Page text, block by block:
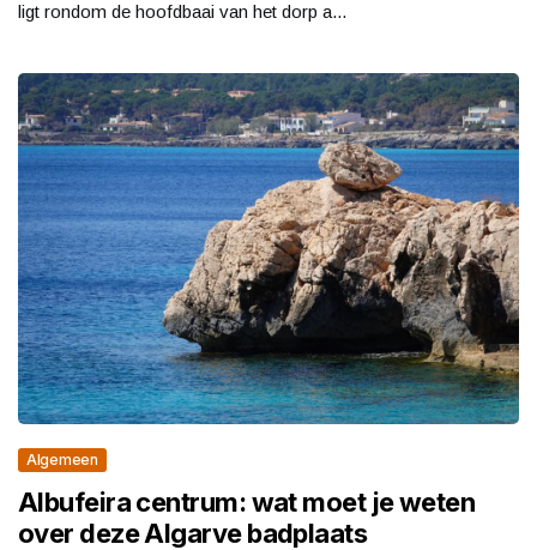
ligt rondom de hoofdbaai van het dorp a...
Algemeen
Albufeira centrum: wat moet je weten
over deze Algarve badplaats